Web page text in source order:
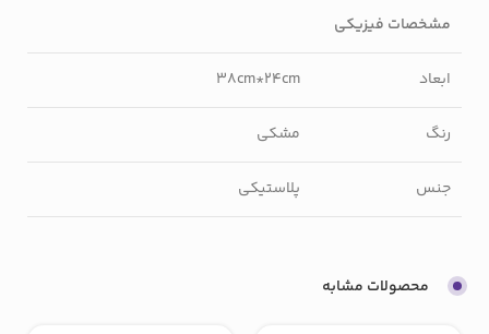
مشخصات فیزیکی
ابعاد 38cm*24cm
رنگ مشکی
جنس پلاستیکی
محصولات مشابه